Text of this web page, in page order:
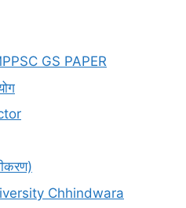
GS PAPER
Chhindwara